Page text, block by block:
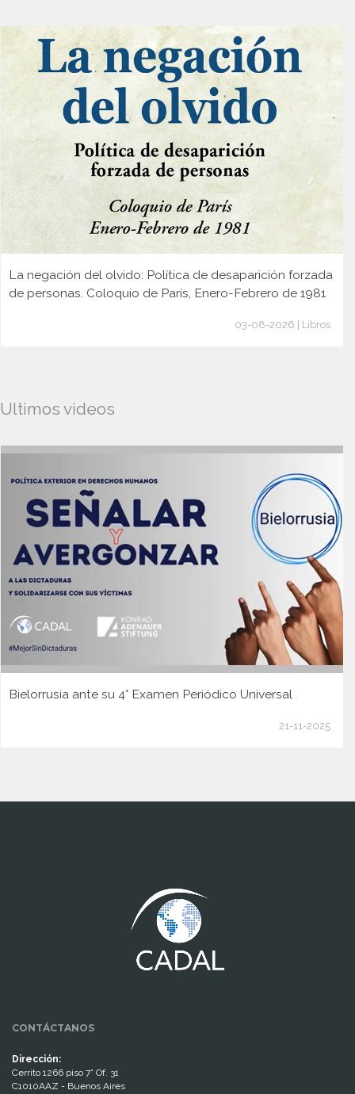
La negación del olvido: Política de desaparición forzada
de personas. Coloquio de París, Enero-Febrero de 1981
03-08-2026 | Libros
Ultimos videos
Bielorrusia ante su 4° Examen Periódico Universal
21-11-2025
CONTÁCTANOS
Dirección:
Cerrito 1266 piso 7° Of. 31
C1010AAZ - Buenos Aires